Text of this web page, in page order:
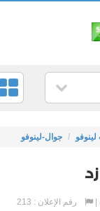
جوال-لينوفو
رقم الإعلان : 213